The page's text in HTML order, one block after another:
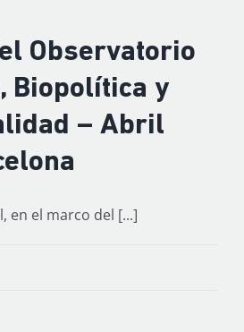
Observatorio
Biopolítica y
– Abril
en el marco del [...]